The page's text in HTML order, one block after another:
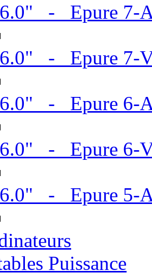
- Epure 7-
- Epure 7-
- Epure 6-
- Epure 6-
- Epure 5-